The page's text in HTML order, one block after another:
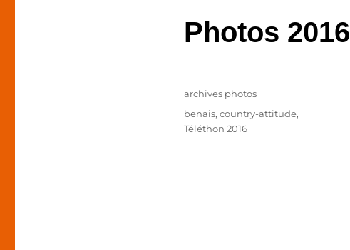
Photos 2016
Publié
le
Catégories
archives photos
Étiquettes
benais, country-attitude,
Téléthon 2016